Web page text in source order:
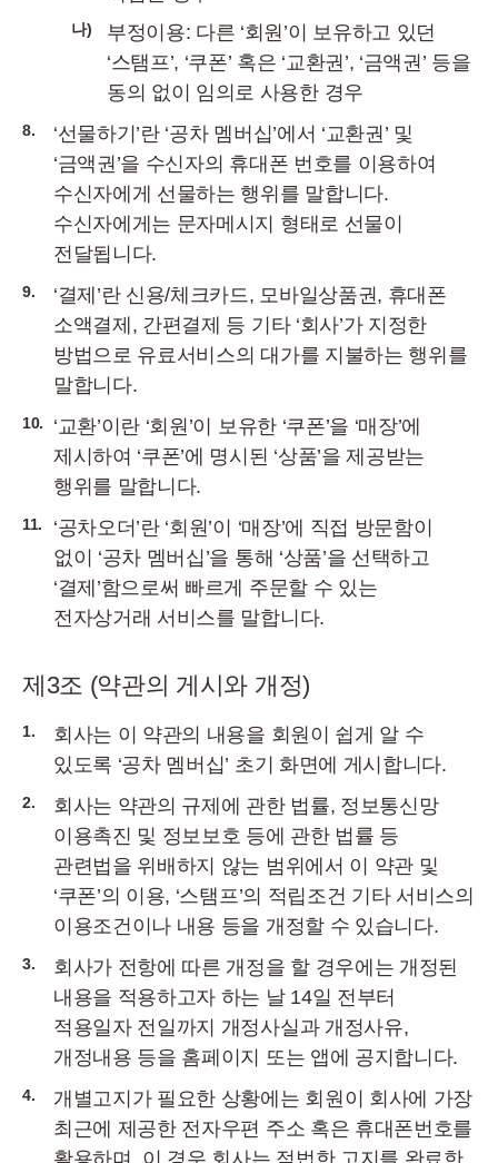
나)
부정이용: 다른 ‘회원’이 보유하고 있던
‘스탬프’, ‘쿠폰’ 혹은 ‘교환권’, ‘금액권’ 등을
동의 없이 임의로 사용한 경우
8.
‘선물하기’란 ‘공차 멤버십’에서 ‘교환권’ 및
‘금액권’을 수신자의 휴대폰 번호를 이용하여
수신자에게 선물하는 행위를 말합니다.
수신자에게는 문자메시지 형태로 선물이
전달됩니다.
9.
‘결제’란 신용/체크카드, 모바일상품권, 휴대폰
소액결제, 간편결제 등 기타 ‘회사’가 지정한
방법으로 유료서비스의 대가를 지불하는 행위를
말합니다.
10.
‘교환’이란 ‘회원’이 보유한 ‘쿠폰’을 ‘매장’에
제시하여 ‘쿠폰’에 명시된 ‘상품’을 제공받는
행위를 말합니다.
11.
‘공차오더’란 ‘회원’이 ‘매장’에 직접 방문함이
없이 ‘공차 멤버십’을 통해 ‘상품’을 선택하고
‘결제’함으로써 빠르게 주문할 수 있는
전자상거래 서비스를 말합니다.
제3조 (약관의 게시와 개정)
1.
회사는 이 약관의 내용을 회원이 쉽게 알 수
있도록 ‘공차 멤버십’ 초기 화면에 게시합니다.
2.
회사는 약관의 규제에 관한 법률, 정보통신망
이용촉진 및 정보보호 등에 관한 법률 등
관련법을 위배하지 않는 범위에서 이 약관 및
‘쿠폰’의 이용, ‘스탬프’의 적립조건 기타 서비스의
이용조건이나 내용 등을 개정할 수 있습니다.
3.
회사가 전항에 따른 개정을 할 경우에는 개정된
내용을 적용하고자 하는 날 14일 전부터
적용일자 전일까지 개정사실과 개정사유,
개정내용 등을 홈페이지 또는 앱에 공지합니다.
4.
개별고지가 필요한 상황에는 회원이 회사에 가장
최근에 제공한 전자우편 주소 혹은 휴대폰번호를
활용하며, 이 경우 회사는 적법한 고지를 완료한